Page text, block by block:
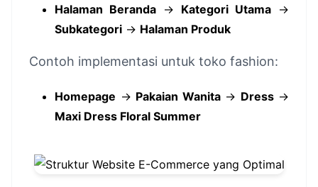
Halaman Beranda → Kategori Utama →
Subkategori → Halaman Produk
Contoh implementasi untuk toko fashion:
Homepage → Pakaian Wanita→ Dress→
Maxi Dress Floral Summer